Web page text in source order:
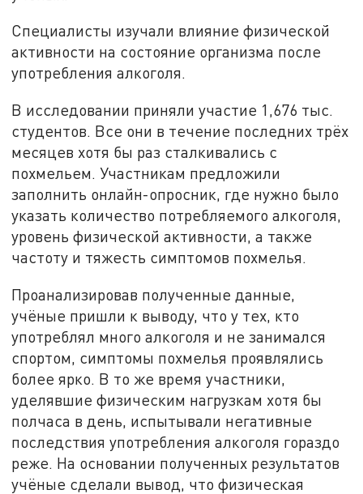
Специалисты изучали влияние физической
активности на состояние организма после
употребления алкоголя.
В исследовании приняли участие 1,676 тыс.
студентов. Все они в течение последних трёх
месяцев хотя бы раз сталкивались с
похмельем. Участникам предложили
заполнить онлайн-опросник, где нужно было
указать количество потребляемого алкоголя,
уровень физической активности, а также
частоту и тяжесть симптомов похмелья.
Проанализировав полученные данные,
учёные пришли к выводу, что у тех, кто
употреблял много алкоголя и не занимался
спортом, симптомы похмелья проявлялись
более ярко. В то же время участники,
уделявшие физическим нагрузкам хотя бы
полчаса в день, испытывали негативные
последствия употребления алкоголя гораздо
реже. На основании полученных результатов
учёные сделали вывод, что физическая